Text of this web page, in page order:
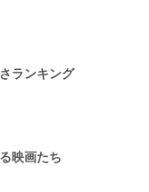
ランキング
映画たち